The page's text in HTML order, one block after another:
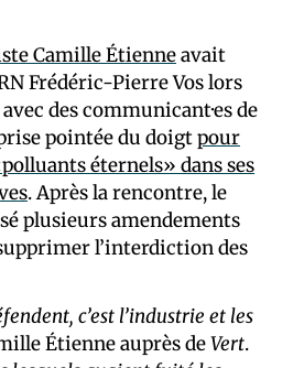
Camille Étienneavait
Frédéric-Pierre Vos lors
des communicant·es de
pointée du doigtpour
éternels» dans ses
. Après la rencontre, le
plusieurs amendements
l’interdiction des
c’est l’industrie et les
Étienne auprès deVert.